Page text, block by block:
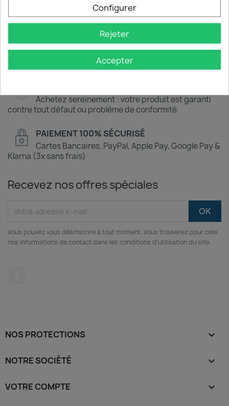
Livraison OFFERTE en France avec suivi en temps
réel
EXPERTISE & SERVICE CLIENT
Une question ? Un problème ? Notre équipe vous
répond depuis la France.
Achetez sereinement : votre produit est garanti
contre tout défaut ou problème de conformité.
PAIEMENT 100% SÉCURISÉ
Cartes Bancaires, PayPal, Apple Pay, Google Pay &
Klarna (3x sans frais)
Recevez nos offres spéciales
Vous pouvez vous désinscrire à tout moment. Vous trouverez pour cela
nos informations de contact dans les conditions d'utilisation du site.
NOS PROTECTIONS 
NOTRE SOCIÉTÉ 
VOTRE COMPTE 
Configurer
Rejeter
Accepter